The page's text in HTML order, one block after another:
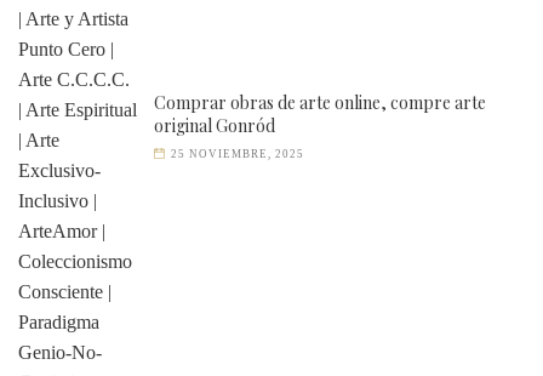
Comprar obras de arte online, compre arte
original Gonród
25 NOVIEMBRE, 2025